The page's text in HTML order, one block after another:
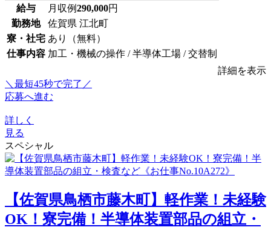
給与 月収例290,000円
勤務地
佐賀県 江北町
寮・社宅 あり（無料）
仕事内容 加工・機械の操作 / 半導体工場 / 交替制
詳細を表示
＼最短45秒で完了／
応募へ進む
詳しく
見る
スペシャル
【佐賀県鳥栖市藤木町】軽作業！未経験
OK！寮完備！半導体装置部品の組立・